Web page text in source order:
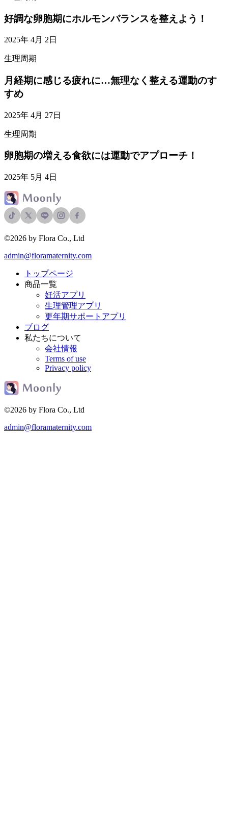
好調な卵胞期にホルモンバランスを整えよう！
2025年 4月 2日
生理周期
月経期に感じる疲れに…無理なく整える運動のす
すめ
2025年 4月 27日
生理周期
卵胞期の増える食欲には運動でアプローチ！
2025年 5月 4日
©2026 by Flora Co., Ltd
admin@floramaternity.com
トップページ
商品一覧
妊活アプリ
生理管理アプリ
更年期サポートアプリ
ブログ
私たちについて
会社情報
Terms of use
Privacy policy
©2026 by Flora Co., Ltd
admin@floramaternity.com